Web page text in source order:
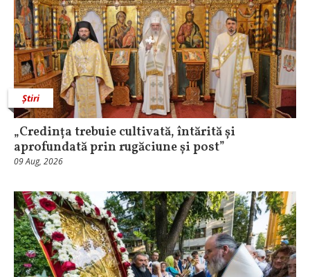
Știri
„Credința trebuie cultivată, întărită și
aprofundată prin rugăciune și post”
09 Aug, 2026